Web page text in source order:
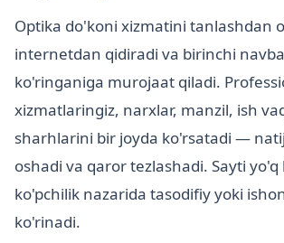
Optika do'koni xizmatini tanlashdan
internetdan qidiradi va birinchi
ko'ringaniga murojaat qiladi.
xizmatlaringiz, narxlar, manzil, ish
sharhlarini bir joyda ko'rsatadi —
oshadi va qaror tezlashadi. Sayti yo'q
ko'pchilik nazarida tasodifiy yoki
ko'rinadi.